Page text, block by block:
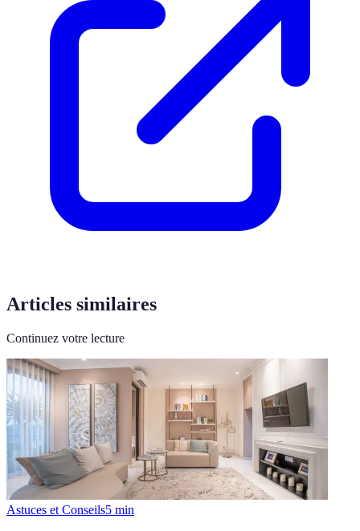
Articles similaires
Continuez votre lecture
Astuces et Conseils5 min